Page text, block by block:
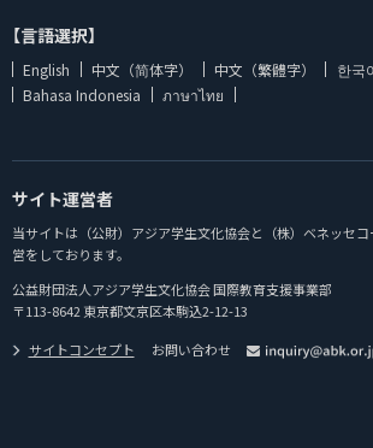
【言語選択】
English 中文（简体字） 中文（繁體字） 한국
Bahasa Indonesia
ภาษาไทย
サイト運営者
当サイトは（公財）アジア学生文化協会と（株）ベネッセ
営をしております。
公益財団法人アジア学生文化協会 国際教育支援事業部
〒113-8642 東京都文京区本駒込2-12-13
サイトコンセプト
お問い合わせ